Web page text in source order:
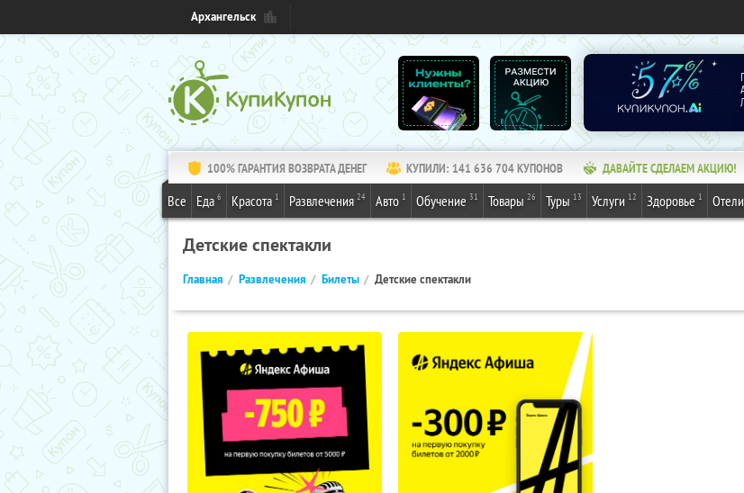
Архангельск
100% ГАРАНТИЯ ВОЗВРАТА ДЕНЕГ КУПИЛИ: 141 636 704КУПОНОВ ДАВАЙТЕ СДЕЛАЕМ АКЦИЮ!
Все Еда 6 Красота 1 Развлечения 24 Авто 1 Обучение 31 Товары 26 Туры 13 Услуги 12 Здоровье 1 Отели
Детские спектакли
Главная Развлечения Билеты Детские спектакли